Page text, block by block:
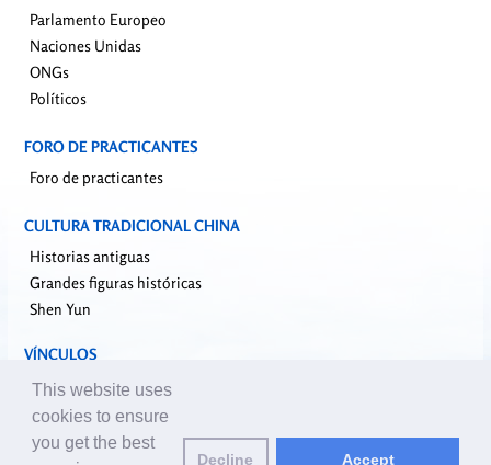
Parlamento Europeo
Naciones Unidas
ONGs
Políticos
FORO DE PRACTICANTES
Foro de practicantes
CULTURA TRADICIONAL CHINA
Historias antiguas
Grandes figuras históricas
Shen Yun
VÍNCULOS
falundafa.org
faluninfo.net
minghui.org
pureinsight.org
This website uses
cookies to ensure
you get the best
Decline Accept